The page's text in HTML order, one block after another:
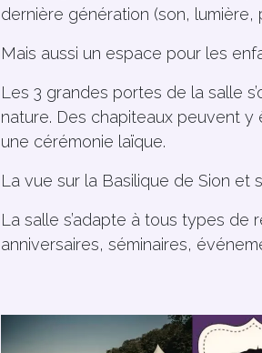
dernière génération (son, lumière,
Mais aussi un espace pour les
Les 3 grandes portes de la salle
nature. Des chapiteaux peuvent y
une cérémonie laïque.
La vue sur la Basilique de Sion et
La salle s’adapte à tous types de
anniversaires, séminaires,